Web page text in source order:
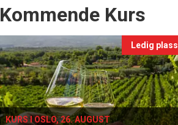
Events
Kommende Kurs
Ledig plass
KURS I OSLO, 26. AUGUST